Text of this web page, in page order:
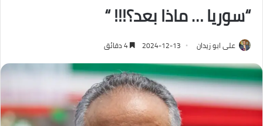
“سوريا … ماذا بعد؟!!! “
على ابو زيدان 2024-12-13